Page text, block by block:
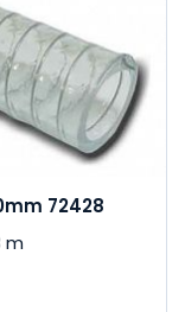
72428
m